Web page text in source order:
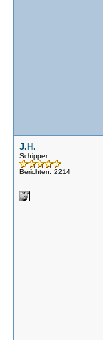
J.H.
Schipper
Berichten: 2214